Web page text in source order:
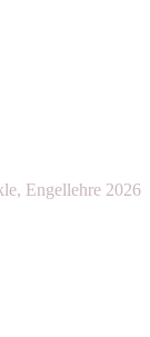
Engellehre 2026